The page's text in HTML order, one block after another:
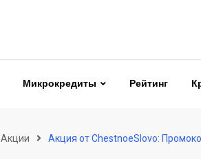
Микрокредиты Рейтинг
Акции Акция от ChestnoeSlovo: